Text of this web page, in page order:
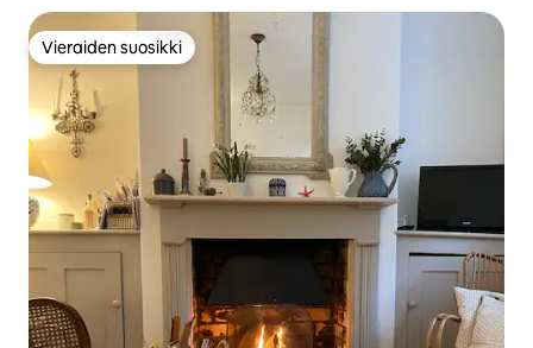
Vieraiden suosikki
Vieraiden suosikki